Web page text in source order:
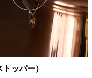
ッパー）